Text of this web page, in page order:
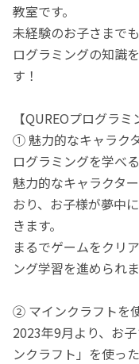
教室です。
未経験のお子さまで
ログラミングの知識
す！
【QUREOプログラ
① 魅力的なキャラク
ログラミングを学べる
魅力的なキャラクタ
おり、お子様が夢中
きます。
まるでゲームをクリ
ング学習を進められま
② マインクラフトを
2023年9月より、お
ンクラフト」を使っ